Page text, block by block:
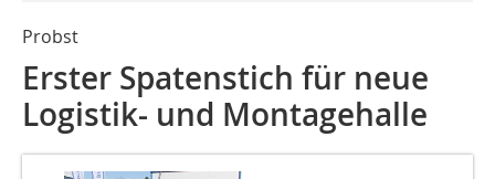
Probst
Erster Spatenstich für neue
Logistik- und Montagehalle